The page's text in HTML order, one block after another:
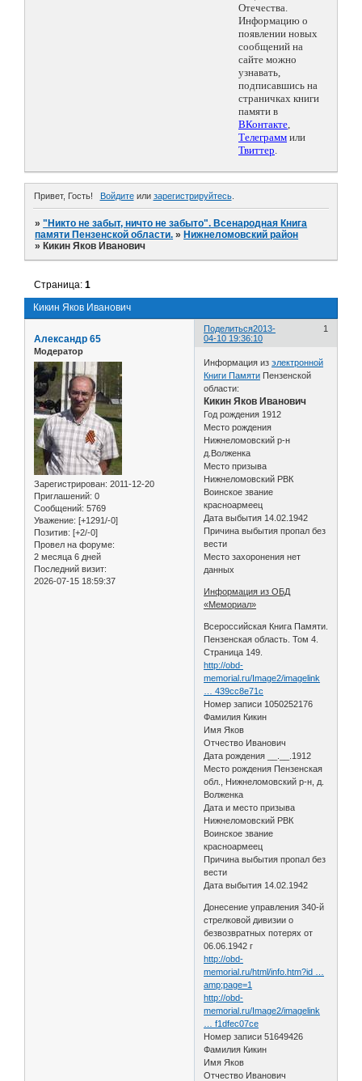
Отечества.
Информацию о
появлении новых
сообщений на
сайте можно
узнавать,
подписавшись на
страничках книги
памяти в
ВКонтакте,
Телеграмм или
Твиттер.
Привет, Гость! Войдитеили зарегистрируйтесь.
»"Никто не забыт, ничто не забыто". Всенародная Книга
памяти Пензенской области. » Нижнеломовский район
» Кикин Яков Иванович
Кикин Яков Иванович
Страница:1
Поделиться 1
2013-
04-10 19:36:10
Александр 65
Модератор
Зарегистрирован: 2011-12-20
Приглашений: 0
Сообщений: 5769
Уважение: [+1291/-0]
Позитив: [+2/-0]
Провел на форуме:
2 месяца 6 дней
Последний визит:
2026-07-15 18:59:37
Информация изэлектронной
Книги Памяти Пензенской
области:
Кикин Яков Иванович
Год рождения 1912
Место рождения
Нижнеломовский р-н
д.Волженка
Место призыва
Нижнеломовский РВК
Воинское звание
красноармеец
Дата выбытия 14.02.1942
Причина выбытия пропал без
вести
Место захоронения нет
данных
Информация из ОБД
«Мемориал»
Всероссийская Книга Памяти.
Пензенская область. Том 4.
Страница 149.
http://obd-
memorial.ru/Image2/imagelink
… 439cc8e71c
Номер записи 1050252176
Фамилия Кикин
Имя Яков
Отчество Иванович
Дата рождения __.__.1912
Место рождения Пензенская
обл., Нижнеломовский р-н, д.
Волженка
Дата и место призыва
Нижнеломовский РВК
Воинское звание
красноармеец
Причина выбытия пропал без
вести
Дата выбытия 14.02.1942
Донесение управления 340-й
стрелковой дивизии о
безвозвратных потерях от
06.06.1942 г
http://obd-
memorial.ru/html/info.htm?id …
amp;page=1
http://obd-
memorial.ru/Image2/imagelink
… f1dfec07ce
Номер записи 51649426
Фамилия Кикин
Имя Яков
Отчество Иванович